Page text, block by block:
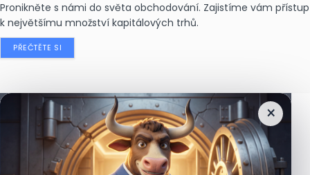
Pronikněte s námi do světa obchodování. Zajistíme vám přístup
k největšímu množství kapitálových trhů.
PŘEČTĚTE SI
×
Nejčtenějšízprávy